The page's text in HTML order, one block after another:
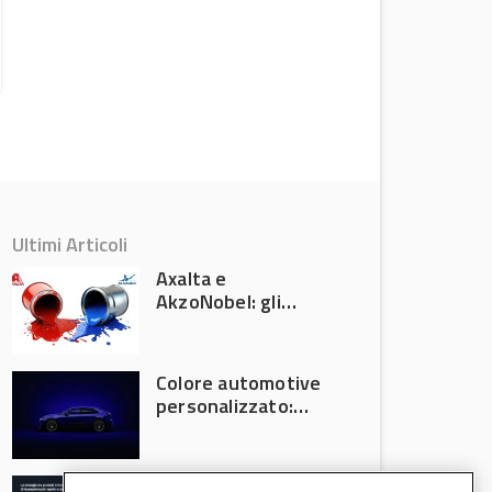
Ultimi Articoli
Axalta e
AkzoNobel: gli
Colore automotive
personalizzato:
diventa ingegneria